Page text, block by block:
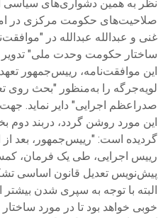
نظر به همین دشواری‌های سیاسی
صلاحیت‌های حکومت مرکزی در
غنی و عبدالله عبدالله در
ساختار حکومت وحدت ملی" تدویر
این موافقت‌نامه، رییس‌جمهور
لویه‌جرگه را به‌منظور "بحث روی
صدراعظم اجرایی" دایر نماید.
این مورد روشن گردد، دربند
گردیده است: "رییس‌جمهور، بعد از
رییس اجرایی، طی یک فرمان،
پیش‌نویس تعدیل قانون اساسی
البته با توجه به سپری شدن بیشتر
خوبی خواهد بود تا در مورد